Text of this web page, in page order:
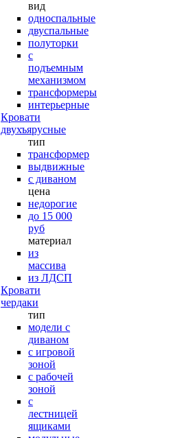
вид
односпальные
двуспальные
полуторки
с
подъемным
механизмом
трансформеры
интерьерные
Кровати
двухъярусные
тип
трансформер
выдвижные
с диваном
цена
недорогие
до 15 000
руб
материал
из
массива
из ЛДСП
Кровати
чердаки
тип
модели с
диваном
с игровой
зоной
с рабочей
зоной
с
лестницей
ящиками